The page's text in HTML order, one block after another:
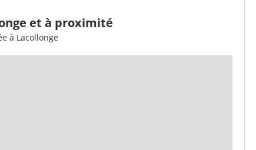
et à proximité
à Lacollonge